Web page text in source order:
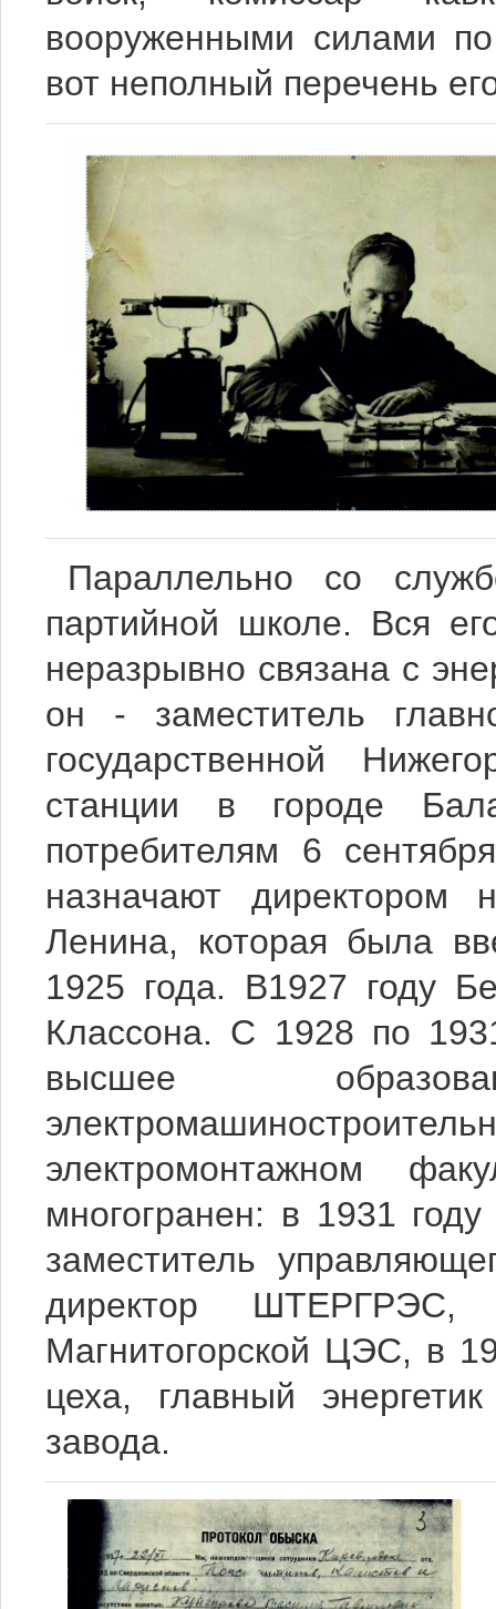
вооруженными силами
вот неполный перечень
Параллельно со
партийной школе. Вся
неразрывно связана с
он - заместитель
государственной
станции в городе
потребителям 6
назначают
Ленина, которая была
1925 года. В1927 году
Классона. С 1928 по
высшее
электромонтажном
многогранен: в 1931
заместитель
директор
Магнитогорской ЦЭС, в
цеха, главный
завода.